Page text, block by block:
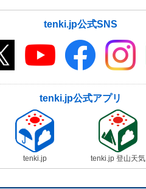
tenki.jp公式SNS
tenki.jp公式アプリ
tenki.jp tenki.jp 登山天気